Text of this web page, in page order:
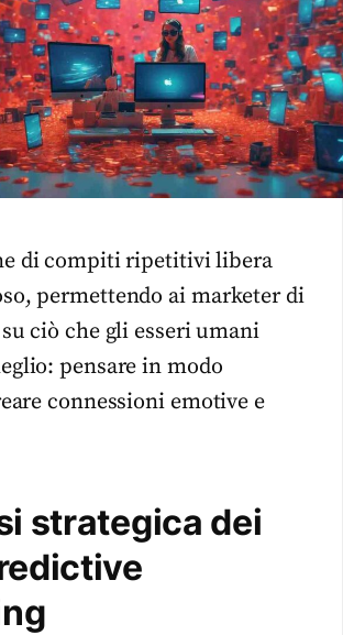
di compiti ripetitivi libera
permettendo ai marketer di
ciò che gli esseri umani
pensare in modo
connessioni emotive e
strategica dei